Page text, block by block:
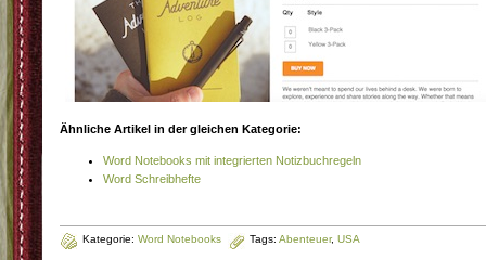
Ähnliche Artikel in der gleichen Kategorie:
Word Notebooks mit integrierten Notizbuchregeln
Word Schreibhefte
Kategorie: Word Notebooks Tags: Abenteuer, USA